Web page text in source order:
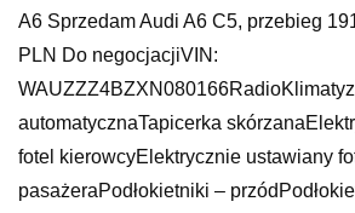
A6 Sprzedam Audi A6 C5, przebieg
PLN Do negocjacjiVIN:
automatycznaTapicerka
fotel kierowcyElektrycznie ustawiany
pasażeraPodłokietniki –